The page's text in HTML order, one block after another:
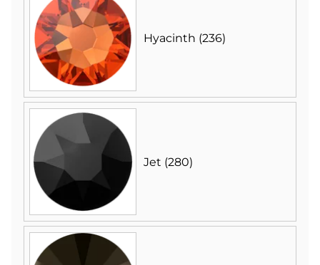
Hyacinth (236)
Jet (280)